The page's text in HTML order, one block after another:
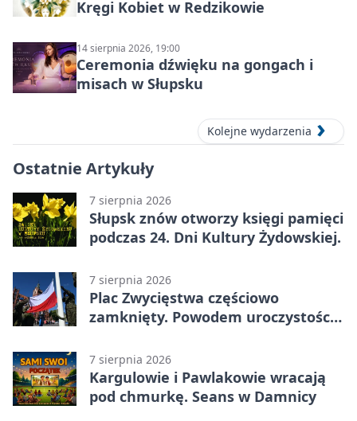
Kręgi Kobiet w Redzikowie
14 sierpnia 2026, 19:00
Ceremonia dźwięku na gongach i
misach w Słupsku
Kolejne wydarzenia
Ostatnie Artykuły
7 sierpnia 2026
Słupsk znów otworzy księgi pamięci
podczas 24. Dni Kultury Żydowskiej.
7 sierpnia 2026
Plac Zwycięstwa częściowo
zamknięty. Powodem uroczystości
7 sierpnia 2026
Kargulowie i Pawlakowie wracają
pod chmurkę. Seans w Damnicy